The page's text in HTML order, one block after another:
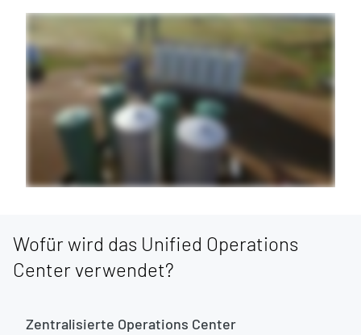
Wofür wird das Unified Operations
Center verwendet?
Zentralisierte Operations Center